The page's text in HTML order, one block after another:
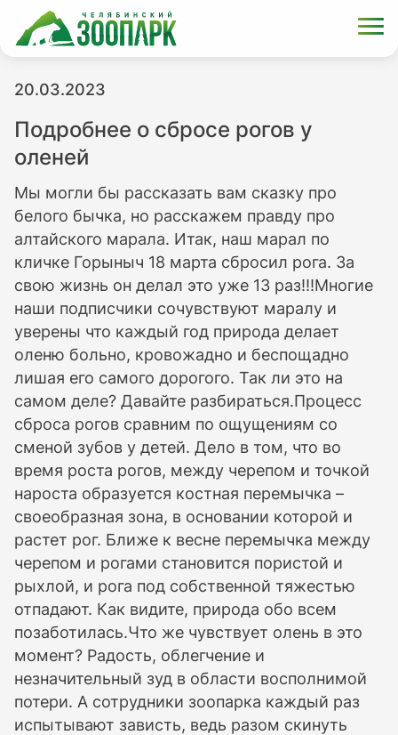
20.03.2023
Подробнее о сбросе рогов у
оленей
Мы могли бы рассказать вам сказку про
белого бычка, но расскажем правду про
алтайского марала. Итак, наш марал по
кличке Горыныч 18 марта сбросил рога. За
свою жизнь он делал это уже 13 раз!!!Многие
наши подписчики сочувствуют маралу и
уверены что каждый год природа делает
оленю больно, кровожадно и беспощадно
лишая его самого дорогого. Так ли это на
самом деле? Давайте разбираться.Процесс
сброса рогов сравним по ощущениям со
сменой зубов у детей. Дело в том, что во
время роста рогов, между черепом и точкой
нароста образуется костная перемычка –
своеобразная зона, в основании которой и
растет рог. Ближе к весне перемычка между
черепом и рогами становится пористой и
рыхлой, и рога под собственной тяжестью
отпадают. Как видите, природа обо всем
позаботилась.Что же чувствует олень в это
момент? Радость, облегчение и
незначительный зуд в области восполнимой
потери. А сотрудники зоопарка каждый раз
испытывают зависть, ведь разом скинуть